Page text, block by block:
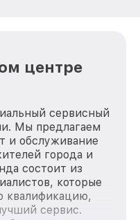
центре
сервисный
Мы предлагаем
и обслуживание
города и
состоит из
которые
квалификацию,
сервис.